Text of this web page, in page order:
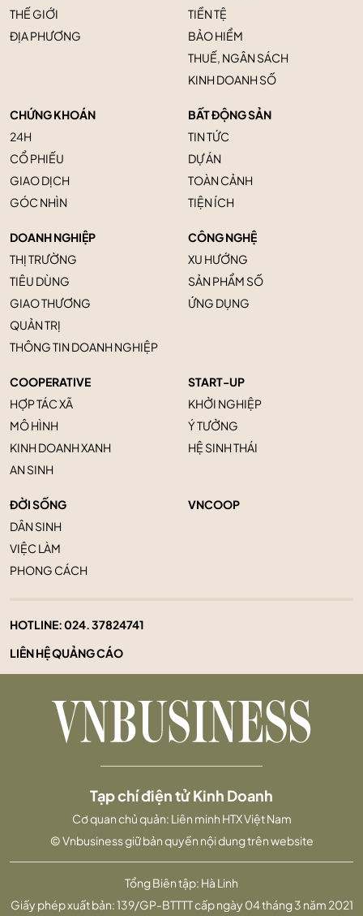
THẾ GIỚI
ĐỊA PHƯƠNG
TIỀN TỆ
BẢO HIỂM
THUẾ, NGÂN SÁCH
KINH DOANH SỐ
CHỨNG KHOÁN
24H
CỔ PHIẾU
GIAO DỊCH
GÓC NHÌN
BẤT ĐỘNG SẢN
TIN TỨC
DỰ ÁN
TOÀN CẢNH
TIỆN ÍCH
DOANH NGHIỆP
THỊ TRƯỜNG
TIÊU DÙNG
GIAO THƯƠNG
QUẢN TRỊ
THÔNG TIN DOANH NGHIỆP
CÔNG NGHỆ
XU HƯỚNG
SẢN PHẨM SỐ
ỨNG DỤNG
COOPERATIVE
HỢP TÁC XÃ
MÔ HÌNH
KINH DOANH XANH
AN SINH
START-UP
KHỞI NGHIỆP
Ý TƯỞNG
HỆ SINH THÁI
ĐỜI SỐNG
DÂN SINH
VIỆC LÀM
PHONG CÁCH
VNCOOP
HOTLINE:024. 37824741
LIÊN HỆ QUẢNG CÁO
Tổng Biên tập: Hà Linh
Giấy phép xuất bản: 139/GP-BTTTT cấp ngày 04 tháng 3 năm 2021
Tạp chí điện tử Kinh Doanh
Cơ quan chủ quản: Liên minh HTX Việt Nam
© Vnbusiness giữ bản quyền nội dung trên website